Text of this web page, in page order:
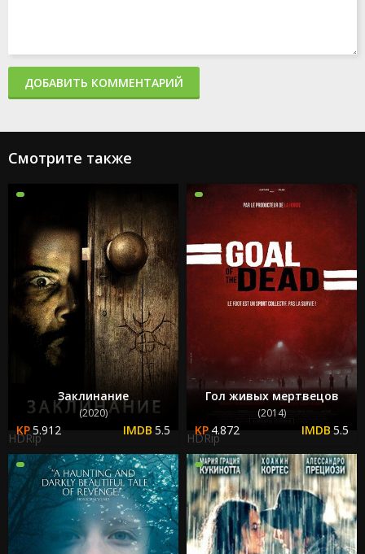
ДОБАВИТЬ КОММЕНТАРИЙ
Смотрите также
Заклинание
(2020)
5.912 5.5
HDRip
Гол живых мертвецов
(2014)
4.872 5.5
HDRip